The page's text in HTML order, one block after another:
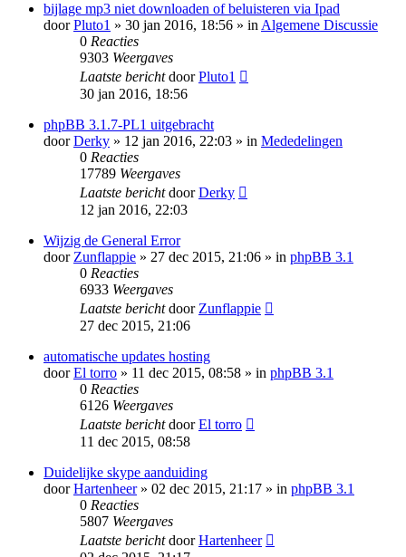
bijlage mp3 niet downloaden of beluisteren via Ipad
doorPluto1 » 30 jan 2016, 18:56 » inAlgemene Discussie
0 Reacties
9303 Weergaves
Laatste berichtdoorPluto1
30 jan 2016, 18:56
phpBB 3.1.7-PL1 uitgebracht
doorDerky » 12 jan 2016, 22:03 » in Mededelingen
0 Reacties
17789 Weergaves
Laatste berichtdoorDerky
12 jan 2016, 22:03
Wijzig de General Error
doorZunflappie » 27 dec 2015, 21:06 » in phpBB 3.1
0 Reacties
6933 Weergaves
Laatste berichtdoorZunflappie
27 dec 2015, 21:06
automatische updates hosting
doorEl torro » 11 dec 2015, 08:58 » in phpBB 3.1
0 Reacties
6126 Weergaves
Laatste berichtdoorEl torro
11 dec 2015, 08:58
Duidelijke skype aanduiding
doorHartenheer» 02 dec 2015, 21:17 » in phpBB 3.1
0 Reacties
5807 Weergaves
Laatste berichtdoorHartenheer